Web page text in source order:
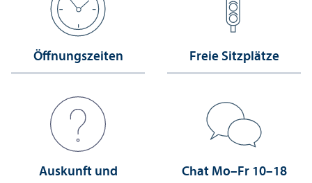
Öffnungs­zeiten Freie Sitzplätze
Auskunft und
Chat Mo–Fr 10–18